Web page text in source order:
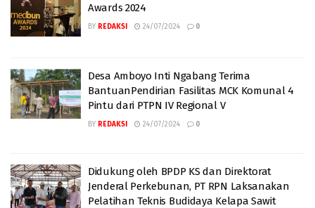
Awards 2024
BY REDAKSI 24/07/2024 0
Desa Amboyo Inti Ngabang Terima
BantuanPendirian Fasilitas MCK Komunal 4
Pintu dari PTPN IV Regional V
BY REDAKSI 24/07/2024 0
Didukung oleh BPDP KS dan Direktorat
Jenderal Perkebunan, PT RPN Laksanakan
Pelatihan Teknis Budidaya Kelapa Sawit